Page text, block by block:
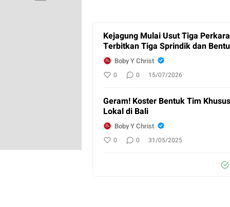
Kejagung Mulai Usut Tiga
Terbitkan Tiga Sprindik dan
Boby Y Christ
0 0 15/07/2026
Geram! Koster Bentuk Tim
Lokal di Bali
Boby Y Christ
0 0 31/05/2025